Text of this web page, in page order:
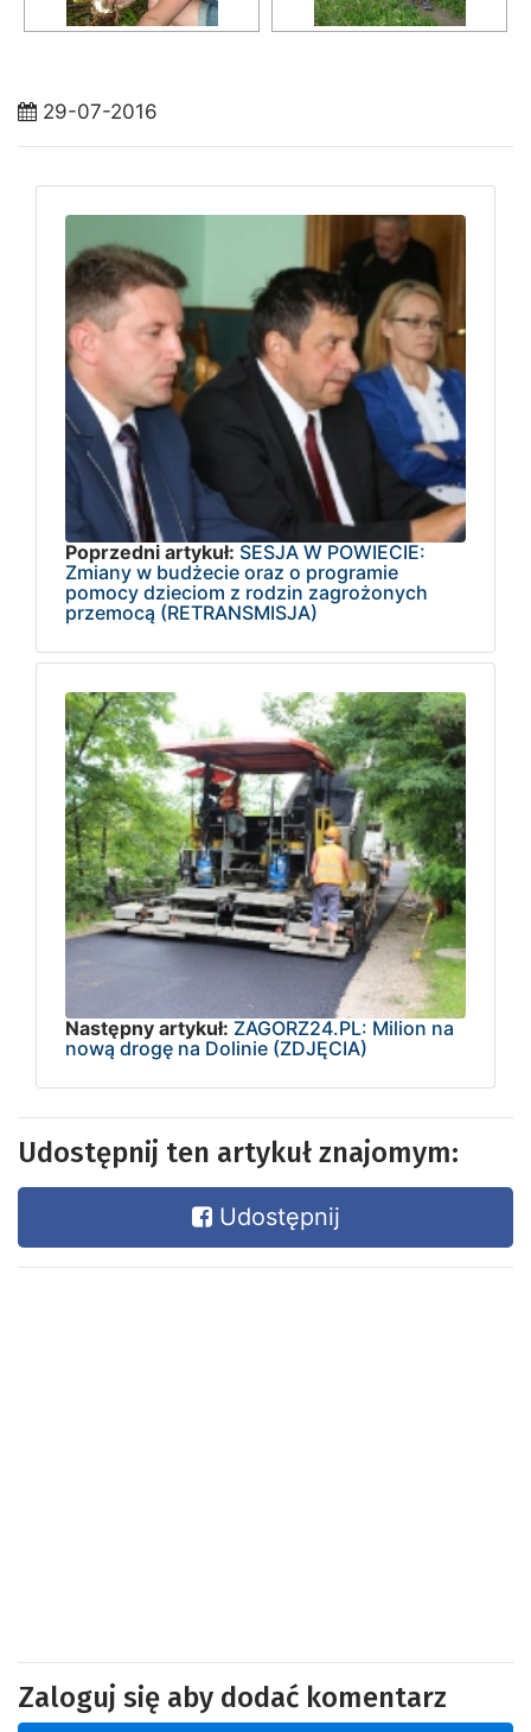
29-07-2016
Poprzedni artykuł: SESJA W POWIECIE:
Zmiany w budżecie oraz o programie
pomocy dzieciom z rodzin zagrożonych
przemocą (RETRANSMISJA)
Następny artykuł: ZAGORZ24.PL: Milion na
nową drogę na Dolinie (ZDJĘCIA)
Udostępnij ten artykuł znajomym:
Udostępnij
Zaloguj się aby dodać komentarz